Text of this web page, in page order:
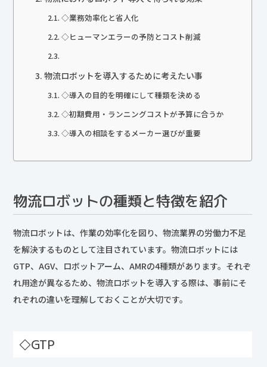
◇業務効率化と省人化
◇ヒューマンエラーの予防とコスト削減
物流ロボットを導入するために考えたい事
◇導入の目的を明確にして種類を決める
◇初期費用・ランニングコストが予算に合うか
◇導入の相談をするメーカー選びが重要
物流ロボットの種類と特徴を紹介
物流ロボットは、作業の効率化を図り、物流業界の労働力不足
を解決するものとして注目されています。物流ロボットには
GTP、AGV、ロボットアーム、AMRの4種類があります。それぞ
れ用途が異なるため、物流ロボットを導入する際は、事前にそ
れぞれの違いを理解しておくことが大切です。
◇GTP